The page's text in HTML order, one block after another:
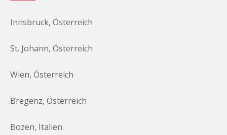
Innsbruck, Österreich
St. Johann, Österreich
Wien, Österreich
Bregenz, Österreich
Bozen, Italien